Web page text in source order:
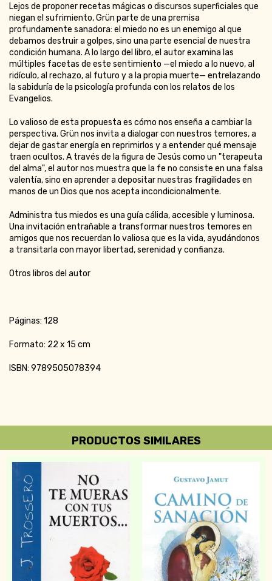
Lejos de proponer recetas mágicas o discursos superficiales que
niegan el sufrimiento, Grün parte de una premisa
profundamente sanadora: el miedo no es un enemigo al que
debamos destruir a golpes, sino una parte esencial de nuestra
condición humana. A lo largo del libro, el autor examina las
múltiples facetas de este sentimiento —el miedo a lo nuevo, al
ridículo, al rechazo, al futuro y a la propia muerte— entrelazando
la sabiduría de la psicología profunda con los relatos de los
Evangelios.
Lo valioso de esta propuesta es cómo nos enseña a cambiar la
perspectiva. Grün nos invita a dialogar con nuestros temores, a
dejar de gastar energía en reprimirlos y a entender qué mensaje
traen ocultos. A través de la figura de Jesús como un "terapeuta
del alma", el autor nos muestra que la fe no consiste en una falsa
valentía, sino en aprender a depositar nuestras fragilidades en
manos de un Dios que nos acepta incondicionalmente.
Administra tus miedos es una guía cálida, accesible y luminosa.
Una invitación entrañable a transformar nuestros temores en
amigos que nos recuerdan lo valiosa que es la vida, ayudándonos
a transitarla con mayor libertad, serenidad y confianza.
Otros libros del autor
Páginas: 128
Formato: 22 x 15 cm
ISBN: 9789505078394
PRODUCTOS SIMILARES